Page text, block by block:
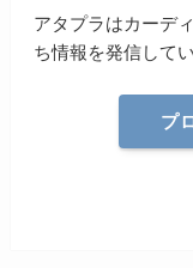
アタプラはカーデ
ち情報を発信して
プ